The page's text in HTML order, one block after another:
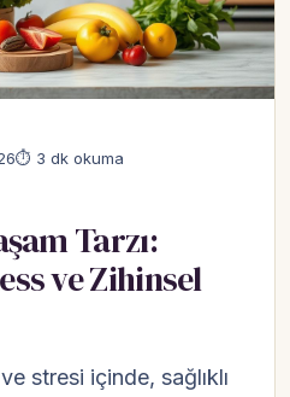
⏱ 3 dk okuma
Tarzı:
ve Zihinsel
stresi içinde, sağlıklı